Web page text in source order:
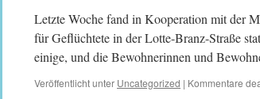
Letzte Woche fand in Kooperation mit der
für Geflüchtete in der Lotte-Branz-Straße
einige, und die Bewohnerinnen und
Veröffentlicht unter Uncategorized | Kommentare